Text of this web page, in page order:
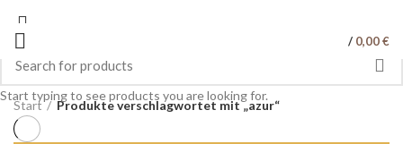
/ 0,00€
Start Produkte verschlagwortet mit „azur“
Start typing to see products you are looking for.